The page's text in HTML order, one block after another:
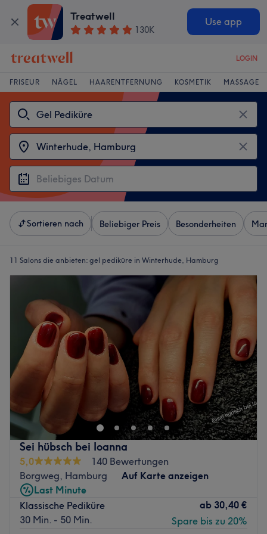
Treatwell
130K
Use app
LOGIN
FRISEUR NÄGEL HAARENTFERNUNG KOSMETIK MASSAGE
Sortieren nach Beliebiger Preis Besonderheiten
11 Salons die anbieten: gel pediküre in Winterhude, Hamburg
Sei hübsch bei Ioanna
5,0
140 Bewertungen
Borgweg, Hamburg
Auf Karte anzeigen
Last Minute
Klassische Pediküre
30 Min. - 50 Min.
ab 30,40 €
Spare bis zu 20%